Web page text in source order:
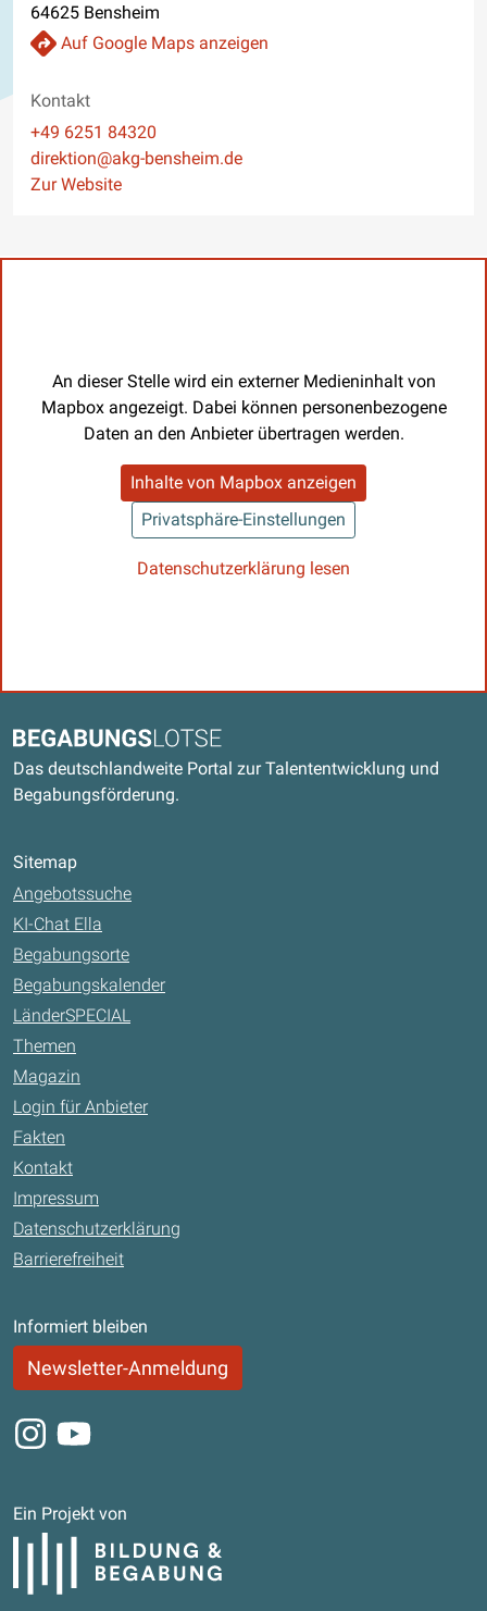
64625 Bensheim
Auf Google Maps anzeigen
Kontakt
Telefon
+49 6251 84320
E-Mail
direktion@akg-bensheim.de
Website
Zur Website
An dieser Stelle wird ein externer Medieninhalt von
Mapbox angezeigt. Dabei können personenbezogene
Daten an den Anbieter übertragen werden.
Inhalte von Mapbox anzeigen
Privatsphäre-Einstellungen
Datenschutzerklärung lesen
Begabungslotse
Das deutschlandweite Portal zur Talententwicklung und
Begabungsförderung.
Sitemap
Angebotssuche
KI-Chat Ella
Begabungsorte
Begabungskalender
LänderSPECIAL
Themen
Magazin
Login für Anbieter
Fakten
Kontakt
Impressum
Datenschutzerklärung
Barrierefreiheit
Informiert bleiben
Newsletter-Anmeldung
Instagram
Youtube
Ein Projekt von
Bildung und Begabung